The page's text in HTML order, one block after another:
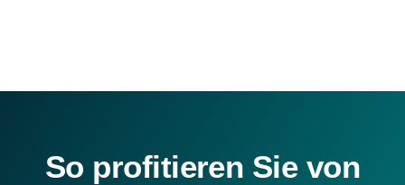
So profitieren Sie von